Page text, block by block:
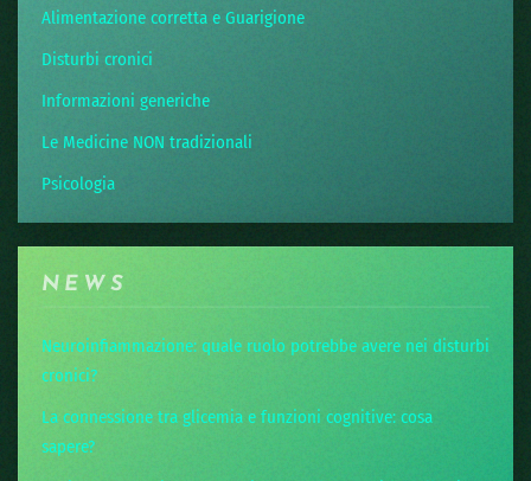
Alimentazione corretta e Guarigione
Disturbi cronici
Informazioni generiche
Le Medicine NON tradizionali
Psicologia
NEWS
Neuroinfiammazione: quale ruolo potrebbe avere nei disturbi
cronici?
La connessione tra glicemia e funzioni cognitive: cosa
sapere?